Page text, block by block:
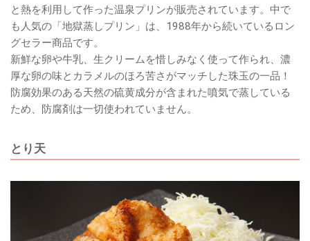
と熱を利用して作った温泉プリンが販売されています。中で
も人気の「地獄蒸しプリン」は、1988年から続いているロン
グセラー商品です。
新鮮な卵や牛乳、生クリームを惜しみなく使って作られ、濃
厚な卵の味とカラメルのほろ苦さがマッチした珠玉の一品！
防腐効果のある天然の硫黄成分が含まれた噴気で蒸している
ため、防腐剤は一切使われていません。
とり天